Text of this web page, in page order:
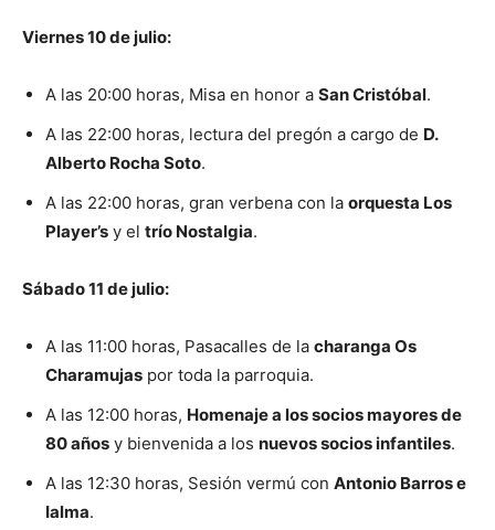
Viernes 10 de julio:
A las 20:00 horas, Misa en honor a San Cristóbal.
A las 22:00 horas, lectura del pregón a cargo de D.
Alberto Rocha Soto.
A las 22:00 horas, gran verbena con la orquesta Los
Player’s y el trío Nostalgia.
Sábado 11 de julio:
A las 11:00 horas, Pasacalles de la charanga Os
Charamujas por toda la parroquia.
A las 12:00 horas, Homenaje a los socios mayores de
80 años y bienvenida a los nuevos socios infantiles.
A las 12:30 horas, Sesión vermú con Antonio Barros e
Ialma.